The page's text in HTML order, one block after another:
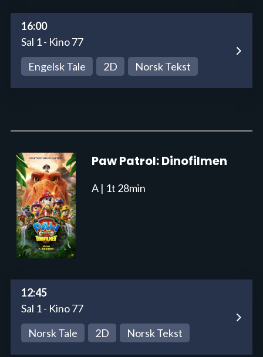
16:00
Sal 1 - Kino 77
Engelsk Tale
2D Norsk Tekst
Paw Patrol: Dinofilmen
A | 1t 28min
12:45
Sal 1 - Kino 77
Norsk Tale
2D Norsk Tekst